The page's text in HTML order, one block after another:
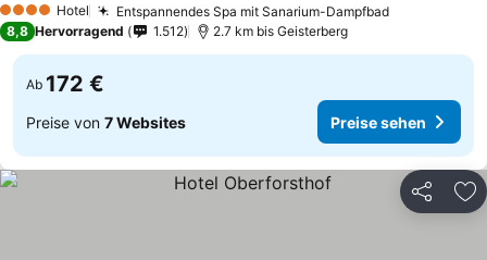
4 Sterne Hotel Entspannendes Spa mit Sanarium-Dampfbad
8,8 Hervorragend 1.512 2.7 km bis Geisterberg
Ab 172 €
Preise von 7 Websites Preise sehen
Teilen